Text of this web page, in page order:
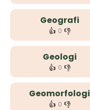
Geografi
👍 0 👎
Geologi
👍 0 👎
Geomorfologi
👍 0 👎